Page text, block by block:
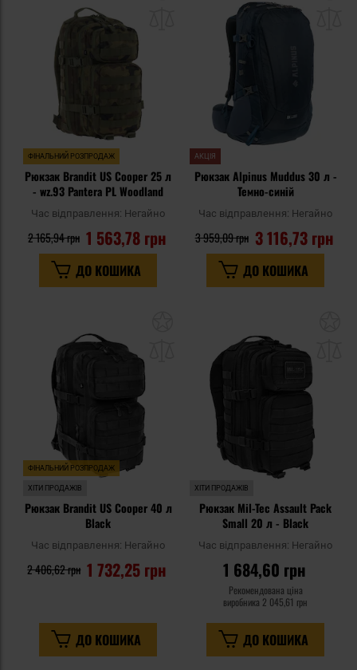
уподобань
ФІНАЛЬНИЙ РОЗПРОДАЖ
Рюкзак Brandit US Cooper 25 л
- wz.93 Pantera PL Woodland
Час відправлення: Негайно
1 563,78 грн
2 165,94 грн
ДО КОШИКА
АКЦІЯ
Рюкзак Alpinus Muddus 30 л -
Темно-синій
Час відправлення: Негайно
3 116,73 грн
3 959,09 грн
ДО КОШИКА
списку
уподобань
ФІНАЛЬНИЙ РОЗПРОДАЖ
ХІТИ ПРОДАЖІВ
Рюкзак Brandit US Cooper 40 л
Black
Час відправлення: Негайно
1 732,25 грн
2 406,62 грн
ДО КОШИКА
ХІТИ ПРОДАЖІВ
Рюкзак Mil-Tec Assault Pack
Small 20 л - Black
Час відправлення: Негайно
1 684,60 грн
Рекомендована ціна
виробника 2 045,61 грн
ДО КОШИКА